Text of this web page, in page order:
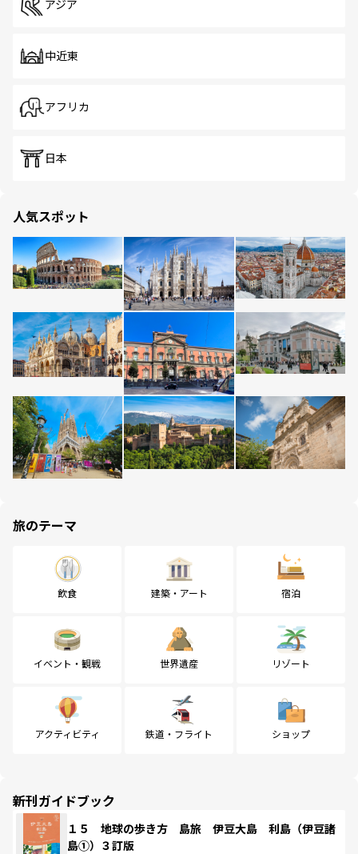
アジア
中近東
アフリカ
日本
人気スポット
旅のテーマ
飲食 建築・アート 宿泊
イベント・観戦 世界遺産 リゾート
アクティビティ 鉄道・フライト ショップ
新刊ガイドブック
１５ 地球の歩き方 島旅 伊豆大島 利島（伊豆諸
島①）３訂版